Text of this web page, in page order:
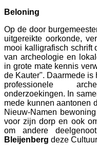
Beloning
Op de door
uitgereikte oorkonde,
mooi kalligrafisch schrift
van archeologie en
in grote mate kennis
de Kauter". Daarmede is
professionele
onderzoekingen. In
mede kunnen aantonen
Nieuw-Namen
voor zijn dorp en ook
om andere
Bleijenberg deze